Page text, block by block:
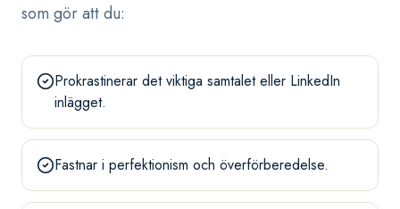
som gör att du:
Prokrastinerar det viktiga samtalet eller LinkedIn
inlägget.
Fastnar i perfektionism och överförberedelse.